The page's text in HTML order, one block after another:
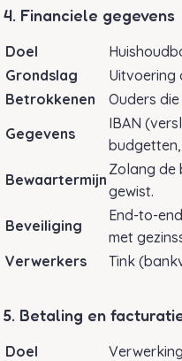
4. Financiele gegevens
Doel
Grondslag
Uitvoering
Betrokkenen
Ouders
Gegevens
IBAN
Bewaartermijn
Zolang de
gewist.
Beveiliging
End-to-
met
Verwerkers
Tink
5. Betaling en
Doel